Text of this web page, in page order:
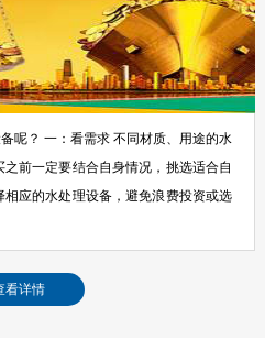
？ 一：看需求 不同材质、用途的水
前一定要结合自身情况，挑选适合自
应的水处理设备，避免浪费投资或选
看详情